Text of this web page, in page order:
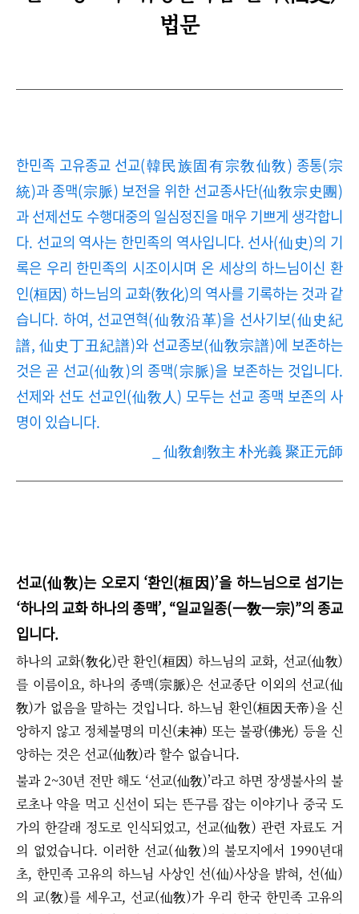
법문
한민족 고유종교 선교(韓民族固有宗敎仙敎) 종통(宗
統)과 종맥(宗脈) 보전을 위한 선교종사단(仙敎宗史團)
과 선제선도 수행대중의 일심정진을 매우 기쁘게 생각합니
다. 선교의 역사는 한민족의 역사입니다. 선사(仙史)의 기
록은 우리 한민족의 시조이시며 온 세상의 하느님이신 환
인(桓因) 하느님의 교화(敎化)의 역사를 기록하는 것과 같
습니다. 하여, 선교연혁(仙敎沿革)을 선사기보(仙史紀
譜, 仙史丁丑紀譜)와 선교종보(仙敎宗譜)에 보존하는
것은 곧 선교(仙敎)의 종맥(宗脈)을 보존하는 것입니다.
선제와 선도 선교인(仙敎人) 모두는 선교 종맥 보존의 사
명이 있습니다.
_ 仙敎創敎主 朴光義 聚正元師
선교(仙敎)는 오로지 ‘환인(桓因)’을 하느님으로 섬기는
‘하나의 교화 하나의 종맥’,“일교일종(一敎一宗)”의 종교
입니다.
하나의 교화(敎化)란 환인(桓因) 하느님의 교화, 선교(仙敎)
를 이름이요,하나의 종맥(宗脈)은 선교종단 이외의 선교(仙
敎)가 없음을 말하는 것입니다. 하느님 환인(桓因天帝)을 신
앙하지 않고 정체불명의 미신(未神) 또는 불광(佛光) 등을 신
앙하는 것은 선교(仙敎)라 할수 없습니다.
불과 2~30년 전만 해도 ‘선교(仙敎)’라고 하면 장생불사의 불
로초나 약을 먹고 신선이 되는 뜬구름 잡는 이야기나 중국 도
가의 한갈래 정도로 인식되었고, 선교(仙敎) 관련 자료도 거
의 없었습니다. 이러한 선교(仙敎)의 불모지에서 1990년대
초, 한민족 고유의 하느님 사상인 선(仙)사상을 밝혀, 선(仙)
의 교(敎)를 세우고, 선교(仙敎)가 우리 한국 한민족 고유의